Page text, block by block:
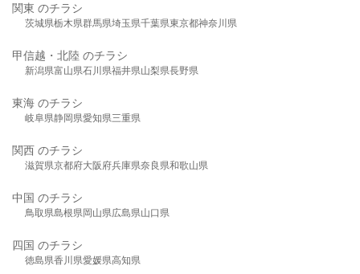
関東 のチラシ
茨城県栃木県群馬県埼玉県千葉県東京都神奈川県
甲信越・北陸 のチラシ
新潟県富山県石川県福井県山梨県長野県
東海 のチラシ
岐阜県静岡県愛知県三重県
関西 のチラシ
滋賀県京都府大阪府兵庫県奈良県和歌山県
中国 のチラシ
鳥取県島根県岡山県広島県山口県
四国 のチラシ
徳島県香川県愛媛県高知県